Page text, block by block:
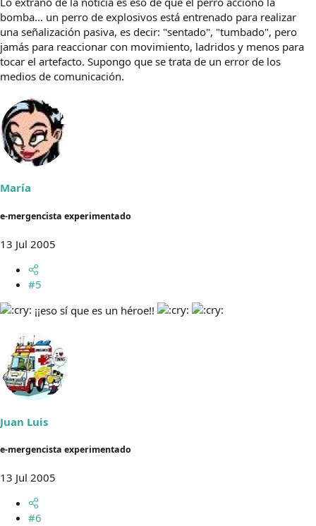
bomba... un perro de explosivos está entrenado para realizar
una señalización pasiva, es decir: "sentado", "tumbado", pero
jamás para reaccionar con movimiento, ladridos y menos para
tocar el artefacto. Supongo que se trata de un error de los
medios de comunicación.
María
e-mergencista experimentado
13 Jul 2005
#5
¡¡eso sí que es un héroe!!
Juan Luis
e-mergencista experimentado
13 Jul 2005
#6